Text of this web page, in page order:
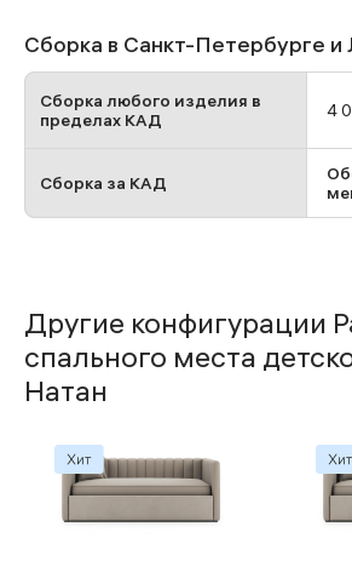
Сборка в Санкт-Петербурге и
Сборка любого изделия в
пределах КАД
4
Сборка за КАД
Другие конфигурации
спального места
Натан